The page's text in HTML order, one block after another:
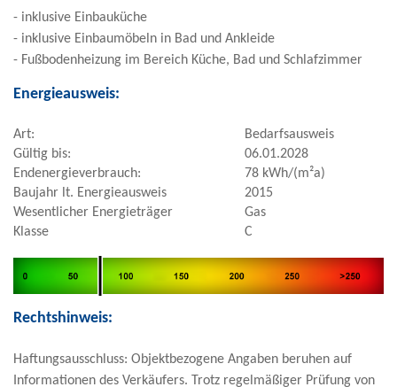
- inklusive Einbauküche
- inklusive Einbaumöbeln in Bad und Ankleide
- Fußbodenheizung im Bereich Küche, Bad und Schlafzimmer
Energieausweis:
Art:
Bedarfsausweis
Gültig bis:
06.01.2028
Endenergieverbrauch:
78 kWh/(m²a)
Baujahr lt. Energieausweis
2015
Wesentlicher Energieträger
Gas
Klasse
C
Rechtshinweis:
Haftungsausschluss: Objektbezogene Angaben beruhen auf
Informationen des Verkäufers. Trotz regelmäßiger Prüfung von